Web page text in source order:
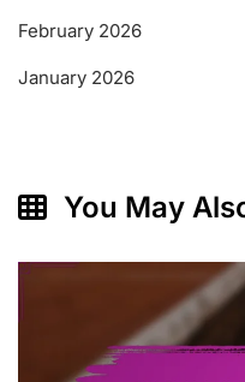
February 2026
January 2026
You May